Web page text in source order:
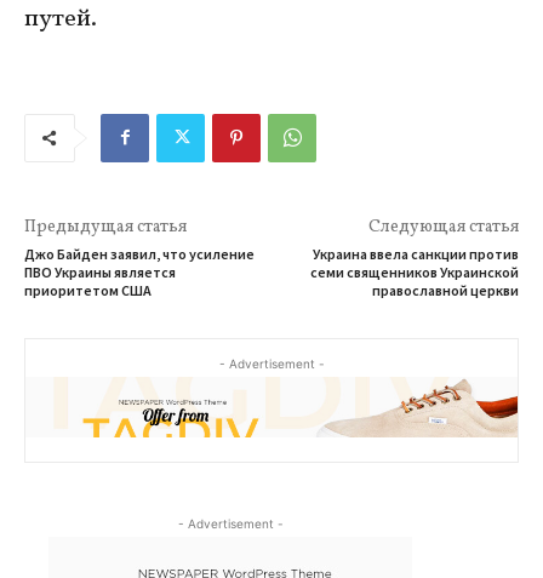
путей.
Предыдущая статья
Джо Байден заявил, что усиление
ПВО Украины является
приоритетом США
Следующая статья
Украина ввела санкции против
семи священников Украинской
православной церкви
- Advertisement -
- Advertisement -